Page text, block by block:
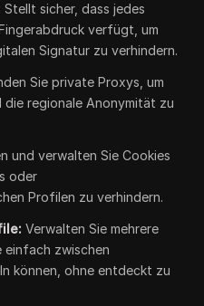
Stellt sicher, dass jedes
verfügt, um
Signatur zu verhindern.
Sie private Proxys, um
die regionale Anonymität zu
und verwalten Sie Cookies
oder
Profilen zu verhindern.
Verwalten Sie mehrere
einfach zwischen
können, ohne entdeckt zu